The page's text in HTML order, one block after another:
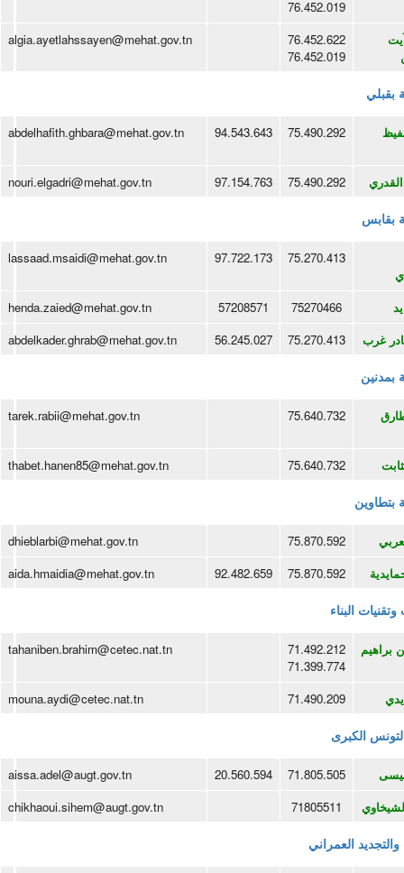
76.452.019
76.452.622
76.452.019
algia.ayetlahssayen@mehat.gov.tn
بقبلي
75.490.292
94.543.643
abdelhafith.ghbara@mehat.gov.tn
75.490.292
97.154.763
nouri.elgadri@mehat.gov.tn
بقابس
75.270.413
97.722.173
lassaad.msaidi@mehat.gov.tn
75270466
57208571
henda.zaied@mehat.gov.tn
غرب
75.270.413
56.245.027
abdelkader.ghrab@mehat.gov.tn
بمدنين
75.640.732
tarek.rabii@mehat.gov.tn
75.640.732
thabet.hanen85@mehat.gov.tn
بتطاوين
75.870.592
dhieblarbi@mehat.gov.tn
75.870.592
92.482.659
aida.hmaidia@mehat.gov.tn
البناء
براهيم
71.492.212
71.399.774
tahaniben.brahim@cetec.nat.tn
71.490.209
mouna.aydi@cetec.nat.tn
لتونس الكبرى
71.805.505
20.560.594
aissa.adel@augt.gov.tn
71805511
chikhaoui.sihem@augt.gov.tn
العمراني